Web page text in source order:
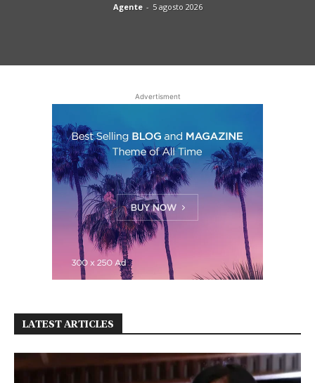
Agente - 5 agosto 2026
Advertisment
LATEST ARTICLES